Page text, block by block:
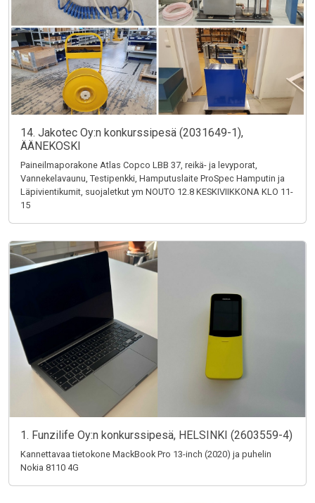
14. Jakotec Oy:n konkurssipesä (2031649-1),
ÄÄNEKOSKI
Paineilmaporakone Atlas Copco LBB 37, reikä- ja levyporat,
Vannekelavaunu, Testipenkki, Hamputuslaite ProSpec Hamputin ja
Läpivientikumit, suojaletkut ym NOUTO 12.8 KESKIVIIKKONA KLO 11-
15
1. Funzilife Oy:n konkurssipesä, HELSINKI (2603559-4)
Kannettavaa tietokone MackBook Pro 13-inch (2020) ja puhelin
Nokia 8110 4G